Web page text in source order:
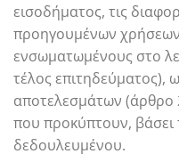
εισοδήματος, τις
προηγουμένων
ενσωματωμένους στο
τέλος επιτηδεύματος),
αποτελεσμάτων (άρθρο
που προκύπτουν, βάσει
δεδουλευμένου.